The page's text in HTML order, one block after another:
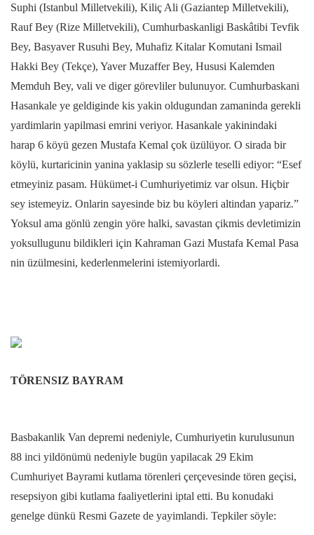
Suphi (Istanbul Milletvekili), Kiliç Ali (Gaziantep Milletvekili),
Rauf Bey (Rize Milletvekili), Cumhurbaskanligi Baskâtibi Tevfik
Bey, Basyaver Rusuhi Bey, Muhafiz Kitalar Komutani Ismail
Hakki Bey (Tekçe), Yaver Muzaffer Bey, Hususi Kalemden
Memduh Bey, vali ve diger görevliler bulunuyor. Cumhurbaskani
Hasankale ye geldiginde kis yakin oldugundan zamaninda gerekli
yardimlarin yapilmasi emrini veriyor. Hasankale yakinindaki
harap 6 köyü gezen Mustafa Kemal çok üzülüyor. O sirada bir
köylü, kurtaricinin yanina yaklasip su sözlerle teselli ediyor: “Esef
etmeyiniz pasam. Hükümet-i Cumhuriyetimiz var olsun. Hiçbir
sey istemeyiz. Onlarin sayesinde biz bu köyleri altindan yapariz.”
Yoksul ama gönlü zengin yöre halki, savastan çikmis devletimizin
yoksullugunu bildikleri için Kahraman Gazi Mustafa Kemal Pasa
nin üzülmesini, kederlenmelerini istemiyorlardi.
TÖRENSIZ BAYRAM
Basbakanlik Van depremi nedeniyle, Cumhuriyetin kurulusunun
88 inci yildönümü nedeniyle bugün yapilacak 29 Ekim
Cumhuriyet Bayrami kutlama törenleri çerçevesinde tören geçisi,
resepsiyon gibi kutlama faaliyetlerini iptal etti. Bu konudaki
genelge dünkü Resmi Gazete de yayimlandi. Tepkiler söyle: